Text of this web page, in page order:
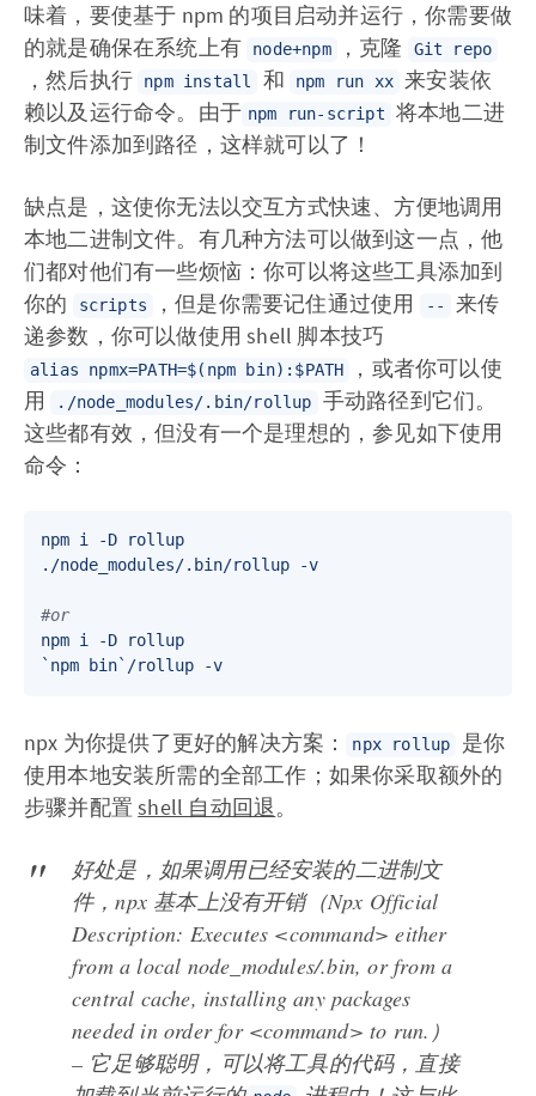
味着，要使基于 npm 的项目启动并运行，你需要做
的就是确保在系统上有
node+npm ，克隆 Git repo
，然后执行 npm install 和 npm run xx 来安装依
赖以及运行命令。由于 npm run-script
将本地二进
制文件添加到路径，这样就可以了！
缺点是，这使你无法以交互方式快速、方便地调用
本地二进制文件。有几种方法可以做到这一点，他
们都对他们有一些烦恼：你可以将这些工具添加到
你的
scripts ，但是你需要记住通过使用 --
来传
递参数，你可以做使用 shell 脚本技巧
alias npmx=PATH=$(npm bin):$PATH
，或者你可以使
用
./node_modules/.bin/rollup
手动路径到它们。
这些都有效，但没有一个是理想的，参见如下使用
命令：
npm i -D rollup
./node_modules/.bin/rollup -v
#or
npm i -D rollup
npx 为你提供了更好的解决方案： npx rollup
是你
使用本地安装所需的全部工作；如果你采取额外的
步骤并配置shell 自动回退。
好处是，如果调用已经安装的二进制文
件，npx 基本上没有开销（Npx Official
Description: Executes <command> either
from a local node_modules/.bin, or from a
central cache, installing any packages
needed in order for <command> to run.）
– 它足够聪明，可以将工具的代码，直接